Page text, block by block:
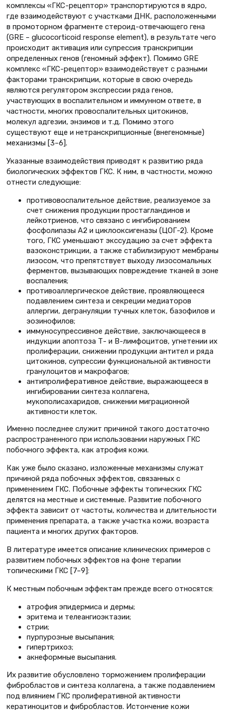
комплексы «ГКС-рецептор» транспортируются в ядро,
где взаимодействуют с участками ДНК, расположенными
в промоторном фрагменте стероид-отвечающего гена
(GRE – glucocorticoid response element), в результате чего
происходит активация или супрессия транскрипции
определенных генов (геномный эффект). Помимо GRE
комплекс «ГКС-рецептор» взаимодействует с разными
факторами транскрипции, которые в свою очередь
являются регулятором экспрессии ряда генов,
участвующих в воспалительном и иммунном ответе, в
частности, многих провоспалительных цитокинов,
молекул адгезии, энзимов и т.д. Помимо этого
существуют еще и нетранскрипционные (внегеномные)
механизмы [3–6].
Указанные взаимодействия приводят к развитию ряда
биологических эффектов ГКС. К ним, в частности, можно
отнести следующие:
противовоспалительное действие, реализуемое за
счет снижения продукции простагландинов и
лейкотриенов, что связано с ингибированием
фосфолипазы А2 и циклооксигеназы (ЦОГ-2). Кроме
того, ГКС уменьшают экссудацию за счет эффекта
вазоконстрикции, а также стабилизируют мембраны
лизосом, что препятствует выходу лизосомальных
ферментов, вызывающих повреждение тканей в зоне
воспаления;
противоаллергическое действие, проявляющееся
подавлением синтеза и секреции медиаторов
аллергии, дегрануляции тучных клеток, базофилов и
эозинофилов;
иммуносупрессивное действие, заключающееся в
индукции апоптоза Т- и В-лимфоцитов, угнетении их
пролиферации, снижении продукции антител и ряда
цитокинов, супрессии функциональной активности
гранулоцитов и макрофагов;
антипролиферативное действие, выражающееся в
ингибировании синтеза коллагена,
мукополисахаридов, снижении миграционной
активности клеток.
Именно последнее служит причиной такого достаточно
распространенного при использовании наружных ГКС
побочного эффекта, как атрофия кожи.
Как уже было сказано, изложенные механизмы служат
причиной ряда побочных эффектов, связанных с
применением ГКС. Побочные эффекты топических ГКС
делятся на местные и системные. Развитие побочного
эффекта зависит от частоты, количества и длительности
применения препарата, а также участка кожи, возраста
пациента и многих других факторов.
В литературе имеется описание клинических примеров с
развитием побочных эффектов на фоне терапии
топическими ГКС [7–9]:
К местным побочным эффектам прежде всего относятся:
атрофия эпидермиса и дермы;
эритема и телеангиоэктазии;
стрии;
пурпурозные высыпания;
гипертрихоз;
акнеформные высыпания.
Их развитие обусловлено торможением пролиферации
фибробластов и синтеза коллагена, а также подавлением
под влиянием ГКС пролиферативной активности
кератиноцитов и фибробластов. Истончение кожи